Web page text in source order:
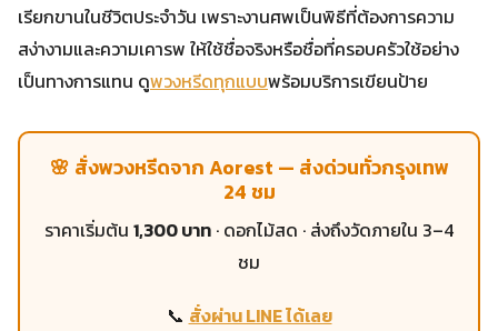
เรียกขานในชีวิตประจำวัน เพราะงานศพเป็นพิธีที่ต้องการความ
สง่างามและความเคารพ ให้ใช้ชื่อจริงหรือชื่อที่ครอบครัวใช้อย่าง
เป็นทางการแทน ดูพวงหรีดทุกแบบพร้อมบริการเขียนป้าย
🌸 สั่งพวงหรีดจาก Aorest — ส่งด่วนทั่วกรุงเทพ
24 ชม
ราคาเริ่มต้น 1,300 บาท · ดอกไม้สด · ส่งถึงวัดภายใน 3–4
ชม
📞 สั่งผ่าน LINE ได้เลย